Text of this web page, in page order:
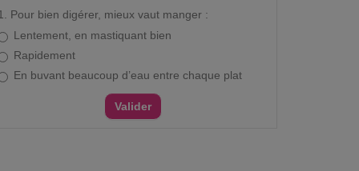
Pour bien digérer, mieux vaut manger :
Lentement, en mastiquant bien
Rapidement
En buvant beaucoup d’eau entre chaque plat